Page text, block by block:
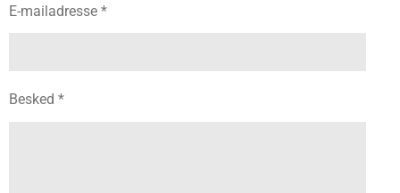
E-mailadresse *
Besked *